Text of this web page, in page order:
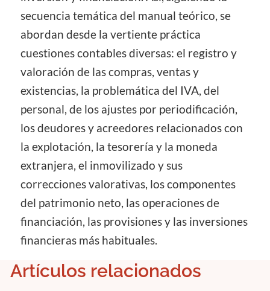
secuencia temática del manual teórico, se
abordan desde la vertiente práctica
cuestiones contables diversas: el registro y
valoración de las compras, ventas y
existencias, la problemática del IVA, del
personal, de los ajustes por periodificación,
los deudores y acreedores relacionados con
la explotación, la tesorería y la moneda
extranjera, el inmovilizado y sus
correcciones valorativas, los componentes
del patrimonio neto, las operaciones de
financiación, las provisiones y las inversiones
financieras más habituales.
Artículos relacionados